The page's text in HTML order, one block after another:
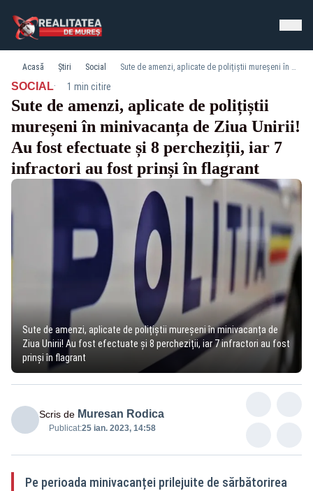
Acasă Știri Social Sute de amenzi, aplicate de polițiștii mureșeni în minivacanța de Ziua Unirii! Au fost efectuate și 8 percheziții, iar 7 infractori au fost prinși în flagrant
SOCIAL· 1 min citire
Sute de amenzi, aplicate de polițiștii
mureșeni în minivacanța de Ziua Unirii!
Au fost efectuate și 8 percheziții, iar 7
infractori au fost prinși în flagrant
Sute de amenzi, aplicate de polițiștii mureșeni în minivacanța de
Ziua Unirii! Au fost efectuate și 8 percheziții, iar 7 infractori au fost
prinși în flagrant
Scris de Muresan Rodica
Publicat:25 ian. 2023, 14:58
Pe perioada minivacanței prilejuite de sărbătorirea